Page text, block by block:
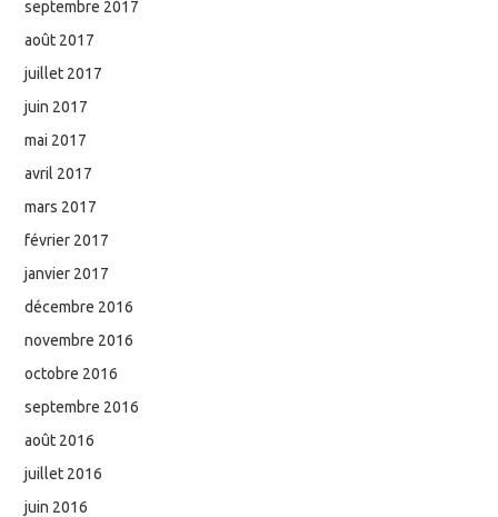
septembre 2017
août 2017
juillet 2017
juin 2017
mai 2017
avril 2017
mars 2017
février 2017
janvier 2017
décembre 2016
novembre 2016
octobre 2016
septembre 2016
août 2016
juillet 2016
juin 2016